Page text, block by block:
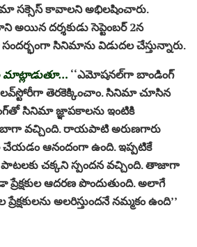
సక్సెస్‌ కావాలని అభిలషించారు.
దర్శకుడు సెప్టెంబర్‌ 2న
సినిమాను విడుదల చేస్తున్నారు.
మాట్లాడుతూ… ‘‘ఎమోషనల్‌గా బాండింగ్‌
లవ్‌స్టోరీగా తెరకెక్కించాం. సినిమా చూసిన
సినిమా జ్ఞాపకాలను ఇంటికి
బాగా వచ్చింది. రాయపాటి అరుణగారు
చేయడం ఆనందంగా ఉంది. ఇప్పటికే
పాటలకు చక్కని స్పందన వచ్చింది. తాజాగా
ఆదరణ పొందుతుంది. అలాగే
అలరిస్తుందనే నమ్మకం ఉంది’’